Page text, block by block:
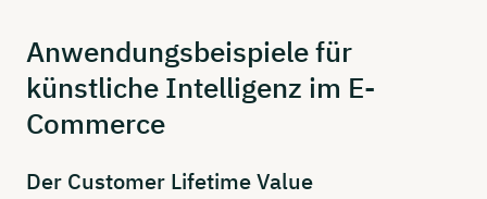
Anwendungsbeispielefür
künstliche Intelligenz im E-
Commerce
Der Customer LifetimeValue